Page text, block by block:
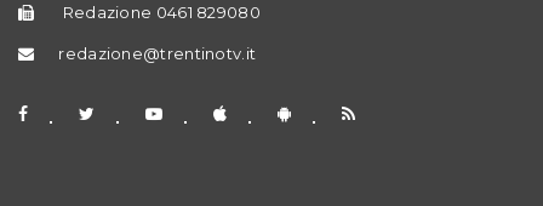
Redazione 0461 829080
redazione@trentinotv.it